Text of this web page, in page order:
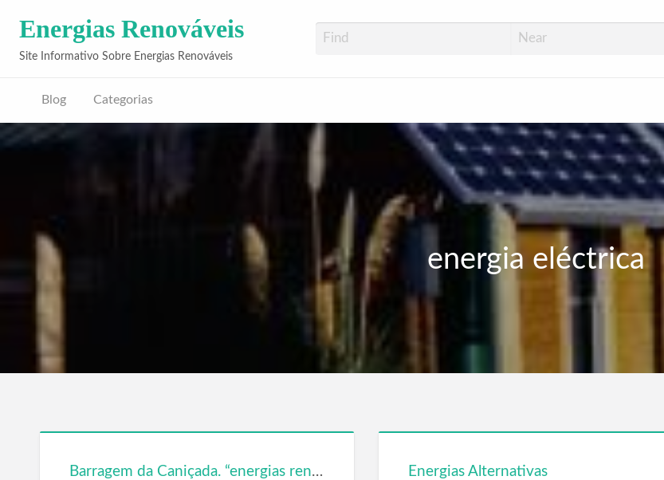
Energias Renováveis
Site Informativo Sobre Energias Renováveis
Blog Categorias
energia eléctrica
Barragem da Caniçada. “energias renováveis ” “energia eléctrica” “ambiente” Energias Alternativas